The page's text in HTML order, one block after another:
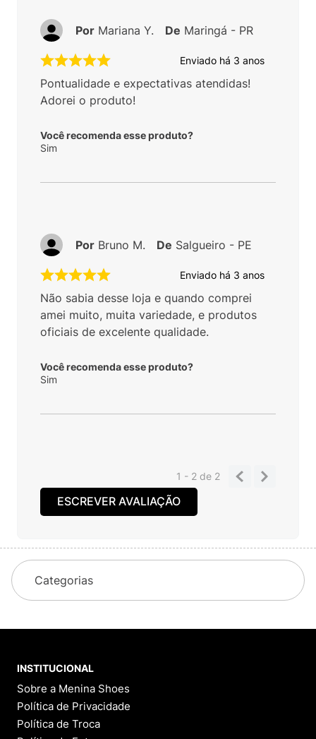
Enviado há 3 anos
Pontualidade e expectativas atendidas!
Adorei o produto!
Você recomenda esse produto?
Sim
Por Mariana Y. De Maringá - PR
Enviado há 3 anos
Não sabia desse loja e quando comprei
amei muito, muita variedade, e produtos
oficiais de excelente qualidade.
Você recomenda esse produto?
Sim
Por Bruno M. De Salgueiro - PE
1 - 2de 2
ESCREVER AVALIAÇÃO
Categorias
INSTITUCIONAL
Sobre a Menina Shoes
Política de Privacidade
Política de Troca